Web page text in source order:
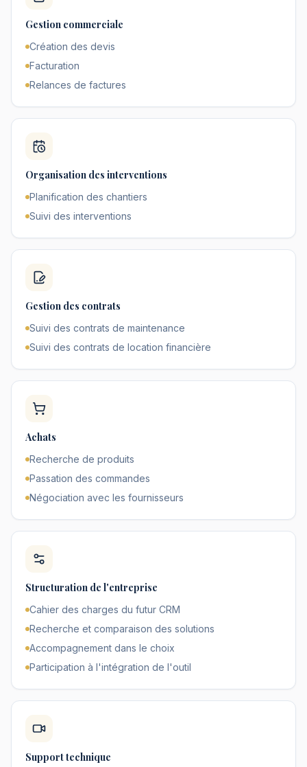
Gestion commerciale
Création des devis
Facturation
Relances de factures
Organisation des interventions
Planification des chantiers
Suivi des interventions
Gestion des contrats
Suivi des contrats de maintenance
Suivi des contrats de location financière
Achats
Recherche de produits
Passation des commandes
Négociation avec les fournisseurs
Structuration de l'entreprise
Cahier des charges du futur CRM
Recherche et comparaison des solutions
Accompagnement dans le choix
Participation à l'intégration de l'outil
Support technique